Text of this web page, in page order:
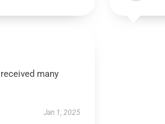
many
Jan 1, 2025